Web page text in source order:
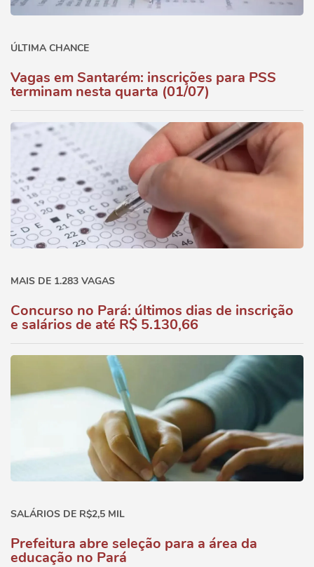
ÚLTIMA CHANCE
Vagas em Santarém: inscrições para PSS
terminam nesta quarta (01/07)
MAIS DE 1.283 VAGAS
Concurso no Pará: últimos dias de inscrição
e salários de até R$ 5.130,66
SALÁRIOS DE R$2,5 MIL
Prefeitura abre seleção para a área da
educação no Pará